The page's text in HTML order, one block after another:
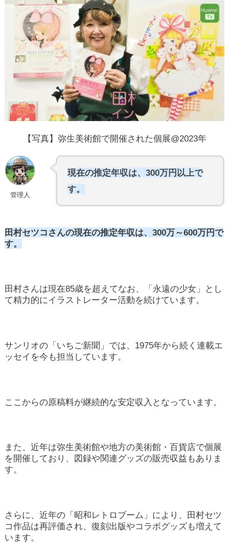
【写真】弥生美術館で開催された個展@2023年
管理人
現在の推定年収は、300万円以上で
す。
田村セツコさんの現在の推定年収は、300万～600万円で
す。
田村さんは現在85歳を超えてなお、「永遠の少女」とし
て精力的にイラストレーター活動を続けています。
サンリオの「いちご新聞」では、1975年から続く連載エ
ッセイを今も担当しています。
ここからの原稿料が継続的な安定収入となっています。
また、近年は弥生美術館や地方の美術館・百貨店で個展
を開催しており、図録や関連グッズの販売収益もありま
す。
さらに、近年の「昭和レトロブーム」により、田村セツ
コ作品は再評価され、復刻出版やコラボグッズも増えて
います。